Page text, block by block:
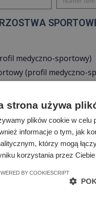
medyczno-sportowy)
(profil medyczno-
kultury fizycznej)
fizycznej)
swoją dyscyplinę
strona używa
plików cookie w celu
informacje o tym, jak
którzy mogą
korzystania przez Ciebie
BY COOKIESCRIPT